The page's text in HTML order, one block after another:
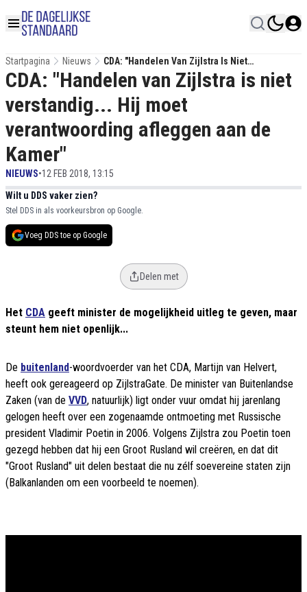
Startpagina Nieuws
CDA: "Handelen Van Zijlstra Is Niet
Verstandig... Hij Moet Verantwoording
Afleggen Aan De Kamer"
CDA: "Handelen van Zijlstra is niet
verstandig... Hij moet
verantwoording afleggen aan de
Kamer"
NIEUWS•12 FEB 2018, 13:15
Wilt u DDS vaker zien?
Stel DDS in als voorkeursbron op Google.
Voeg DDS toe op Google
Delen met
Het CDA geeft minister de mogelijkheid uitleg te geven, maar
steunt hem niet openlijk...
De buitenland-woordvoerder van het CDA, Martijn van Helvert,
heeft ook gereageerd op ZijlstraGate. De minister van Buitenlandse
Zaken (van de VVD, natuurlijk) ligt onder vuur omdat hij jarenlang
gelogen heeft over een zogenaamde ontmoeting met Russische
president Vladimir Poetin in 2006. Volgens Zijlstra zou Poetin toen
gezegd hebben dat hij een Groot Rusland wil creëren, en dat dit
"Groot Rusland" uit delen bestaat die nu zélf soevereine staten zijn
(Balkanlanden om een voorbeeld te noemen).